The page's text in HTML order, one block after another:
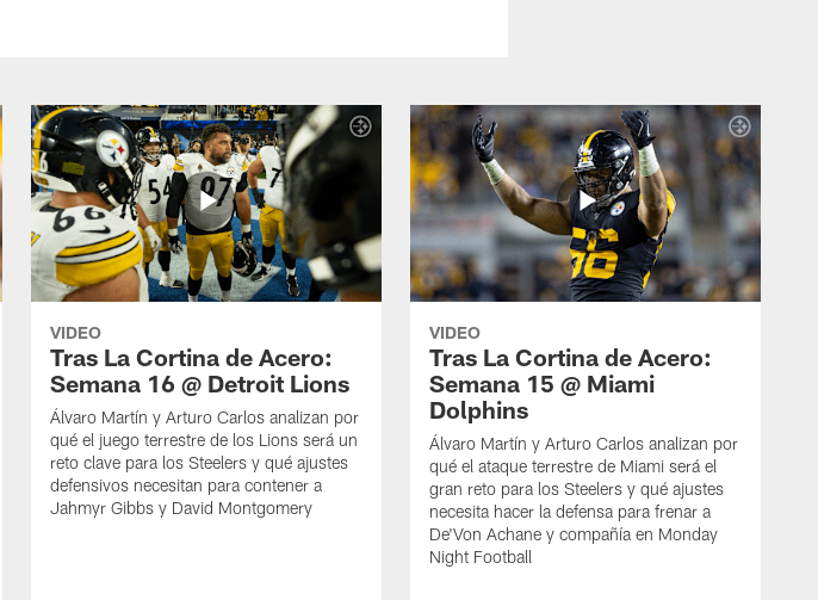
VIDEO
Tras La Cortina de Acero:
Semana 16 @ Detroit Lions
Álvaro Martín y Arturo Carlos analizan por
qué el juego terrestre de los Lions será un
reto clave para los Steelers y qué ajustes
defensivos necesitan para contener a
Jahmyr Gibbs y David Montgomery
VIDEO
Tras La Cortina de Acero:
Semana 15 @ Miami
Dolphins
Álvaro Martín y Arturo Carlos analizan por
qué el ataque terrestre de Miami será el
gran reto para los Steelers y qué ajustes
necesita hacer la defensa para frenar a
De'Von Achane y compañía en Monday
Night Football